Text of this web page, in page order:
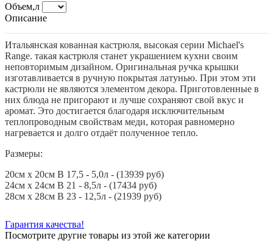
Объем,л
Описание
Итальянская кованная кастрюля, высокая серии Michael's
Range. такая кастрюля станет украшением кухни своим
неповторимым дизайном. Оригинальная ручка крышки
изготавливается в ручную покрытая латунью. При этом эти
кастрюли не являются элементом декора. Приготовленные в
них блюда не пригорают и лучше сохраняют свой вкус и
аромат. Это достигается благодаря исключительным
теплопроводным свойствам меди, которая равномерно
нагревается и долго отдаёт полученное тепло.
Размеры:
20см х 20см В 17,5 - 5,0л - (13939 руб)
24см х 24см В 21 - 8,5л - (17434 руб)
28см х 28см В 23 - 12,5л - (21939 руб)
Гарантия качества!
Посмотрите другие товары из этой же категории